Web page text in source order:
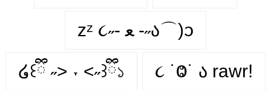
zᶻ ૮˶- ﻌ -˶ა⌒)ᦱ
໒꒰ྀི ˶> ˕ <˶꒱ྀི১ ૮ ˙Ⱉ˙ ა rawr!